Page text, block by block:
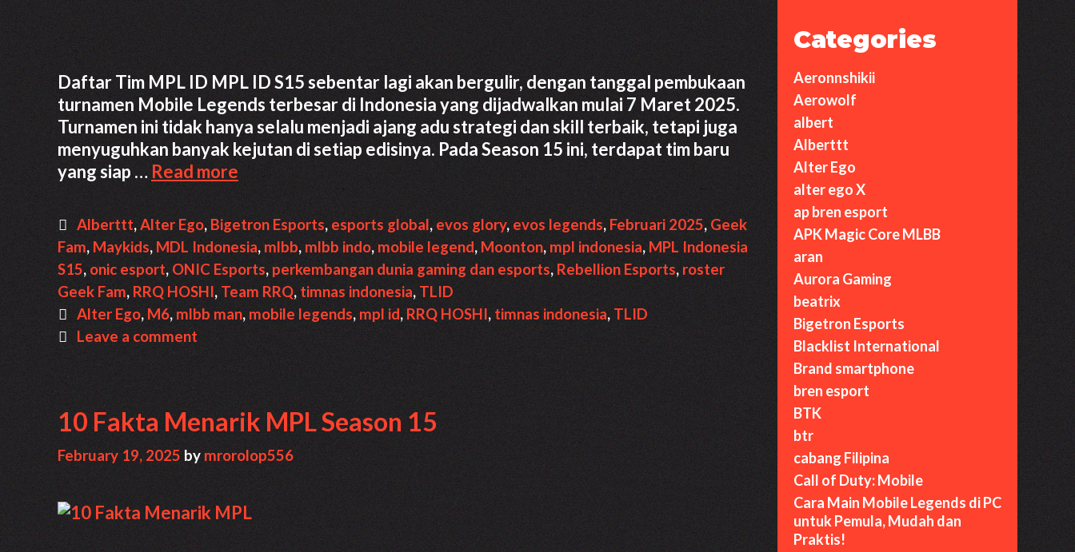
Daftar Tim MPL ID MPL ID S15 sebentar lagi akan bergulir, dengan tanggal pembukaan
turnamen Mobile Legends terbesar di Indonesia yang dijadwalkan mulai 7 Maret 2025.
Turnamen ini tidak hanya selalu menjadi ajang adu strategi dan skill terbaik, tetapi juga
menyuguhkan banyak kejutan di setiap edisinya. Pada Season 15 ini, terdapat tim baru
yang siap … Read moreDaftar
Tim
MPL
ID
S15
dan
Rosternya
Categories
Alberttt,Alter Ego, Bigetron Esports, esports global, evos glory,evos legends, Februari 2025,Geek
Fam,Maykids, MDL Indonesia, mlbb,mlbb indo, mobile legend,Moonton, mpl indonesia, MPL Indonesia
S15, onic esport,ONIC Esports,perkembangan dunia gaming dan esports, Rebellion Esports, roster
Geek Fam,RRQ HOSHI,Team RRQ,timnas indonesia, TLID
Tags
Alter Ego, M6, mlbb man, mobile legends, mpl id, RRQ HOSHI, timnas indonesia, TLID
Leave a comment
10 Fakta Menarik MPL Season 15
February 19, 2025 by mrorolop556
Categories
Aeronnshikii
Aerowolf
albert
Alberttt
Alter Ego
alter ego X
ap bren esport
APK Magic Core MLBB
aran
Aurora Gaming
beatrix
Bigetron Esports
Blacklist International
Brand smartphone
bren esport
BTK
btr
cabang Filipina
Call of Duty: Mobile
Cara Main Mobile Legends di PC
untuk Pemula, Mudah dan
Praktis!